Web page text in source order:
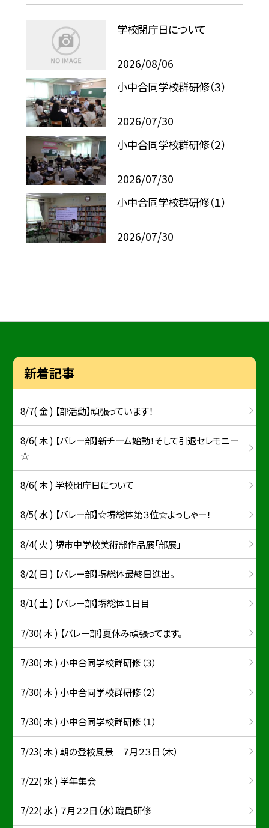
学校閉庁日について
2026/08/06
小中合同学校群研修（３）
2026/07/30
小中合同学校群研修（２）
2026/07/30
小中合同学校群研修（１）
2026/07/30
新着記事
8/7( 金 ) 【部活動】頑張っています！
8/6( 木 ) 【バレー部】新チーム始動！そして引退セレモニー
☆
8/6( 木 ) 学校閉庁日について
8/5( 水 ) 【バレー部】☆堺総体第３位☆よっしゃー！
8/4( 火 ) 堺市中学校美術部作品展「部展」
8/2( 日 ) 【バレー部】堺総体最終日進出。
8/1( 土 ) 【バレー部】堺総体１日目
7/30( 木 ) 【バレー部】夏休み頑張ってます。
7/30( 木 ) 小中合同学校群研修（３）
7/30( 木 ) 小中合同学校群研修（２）
7/30( 木 ) 小中合同学校群研修（１）
7/23( 木 ) 朝の登校風景 ７月２３日（木）
7/22( 水 ) 学年集会
7/22( 水 ) ７月２２日（水）職員研修